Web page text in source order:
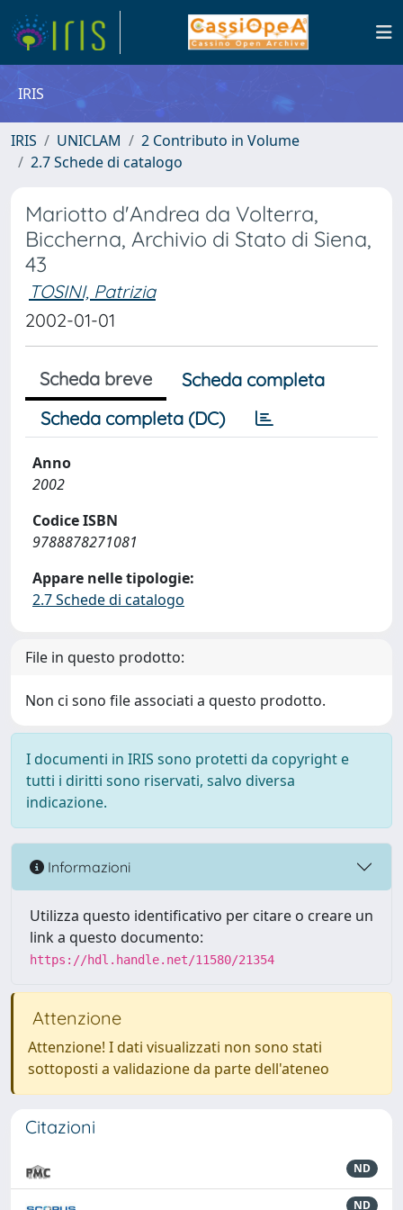
IRIS
IRIS UNICLAM
2 Contributo in Volume
2.7 Schede di catalogo
Mariotto d'Andrea da Volterra,
Biccherna, Archivio di Stato di Siena,
43
TOSINI, Patrizia
2002-01-01
Scheda breve
Scheda completa
Scheda completa (DC)
Anno
2002
Codice ISBN
9788878271081
Appare nelle tipologie:
2.7 Schede di catalogo
File in questo prodotto:
Non ci sono file associati a questo prodotto.
I documenti in IRIS sono protetti da copyright e
tutti i diritti sono riservati, salvo diversa
indicazione.
Informazioni
Utilizza questo identificativo per citare o creare un
link a questo documento:
https://hdl.handle.net/11580/21354
Attenzione
Attenzione! I dati visualizzati non sono stati
sottoposti a validazione da parte dell'ateneo
Citazioni
ND
ND